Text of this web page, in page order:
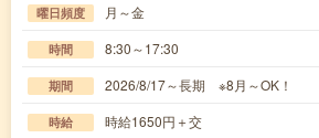
曜日頻度 月～金
時間 8:30～17:30
期間 2026/8/17～長期 ※8月～OK！
時給 時給1650円＋交